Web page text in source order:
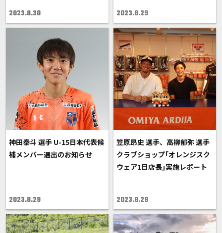
2023.8.30 2023.8.29
神田泰斗 選手 U-15日本代表候
補メンバー選出のお知らせ
2023.8.29
笠原昂史 選手、高柳郁弥 選手
クラブショップ｢オレンジスク
ウェア1日店長｣実施レポート
2023.8.29